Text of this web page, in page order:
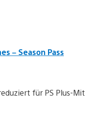
– Season Pass
für PS Plus-